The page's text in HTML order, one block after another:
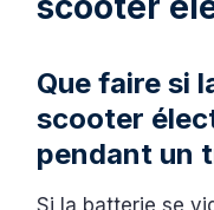
Que faire si
scooter
pendant un
Si la batterie se